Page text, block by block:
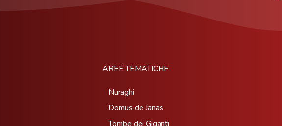
AREE TEMATICHE
Nuraghi
Domus de Janas
Tombe dei Giganti